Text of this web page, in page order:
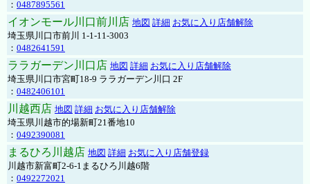
： 0487895561
イオンモール川口前川店 地図 詳細 お気に入り店舗解除
埼玉県川口市前川 1-1-11-3003
： 0482641591
ララガーデン川口店 地図 詳細 お気に入り店舗解除
埼玉県川口市宮町18-9 ララガーデン川口 2F
： 0482406101
川越西店 地図 詳細 お気に入り店舗解除
埼玉県川越市的場新町21番地10
： 0492390081
まるひろ川越店 地図 詳細 お気に入り店舗登録
川越市新富町2-6-1まるひろ川越6階
： 0492272021